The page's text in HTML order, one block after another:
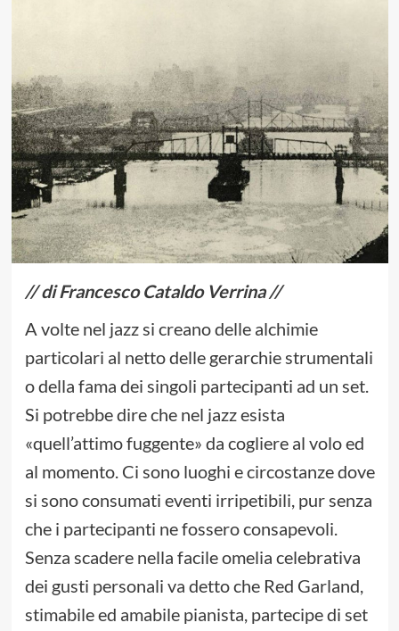
// di Francesco Cataldo Verrina //
A volte nel jazz si creano delle alchimie
particolari al netto delle gerarchie strumentali
o della fama dei singoli partecipanti ad un set.
Si potrebbe dire che nel jazz esista
«quell’attimo fuggente» da cogliere al volo ed
al momento. Ci sono luoghi e circostanze dove
si sono consumati eventi irripetibili, pur senza
che i partecipanti ne fossero consapevoli.
Senza scadere nella facile omelia celebrativa
dei gusti personali va detto che Red Garland,
stimabile ed amabile pianista, partecipe di set